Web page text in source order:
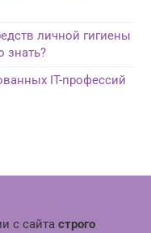
личной гигиены
знать?
IT-профессий
с сайта строго